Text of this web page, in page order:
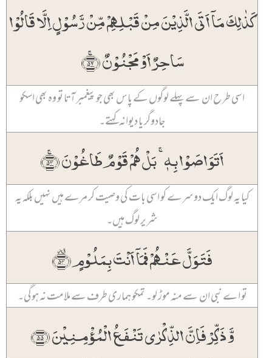
کَذٰلِکَ مَاۤ اَتَی الَّذِیۡنَ مِنۡ قَبۡلِہِمۡ مِّنۡ رَّسُوۡلٍ اِلَّا قَالُوۡا
سَاحِرٌ اَوۡ مَجۡنُوۡنٌ ﴿ۚ۵۲﴾
اسی طرح ان سے پہلے لوگوں کے پاس بھی جو پیغمبر آتا تو وہ بھی اسکو
جادوگر یا دیوانہ کہتے۔
اَتَوَاصَوۡا بِہٖ ۚ بَلۡ ہُمۡ قَوۡمٌ طَاغُوۡنَ ﴿ۚ۵۳﴾
کیا یہ لوگ ایک دوسرے کو اسی بات کی وصیت کر مرے ہیں نہیں بلکہ یہ
شریر لوگ ہیں۔
فَتَوَلَّ عَنۡہُمۡ فَمَاۤ اَنۡتَ بِمَلُوۡمٍ ﴿٭۫۵۴﴾
تو اے نبی ان سے منہ موڑ لو۔ تمکو ہماری طرف سے ملامت نہ ہوگی۔
وَّ ذَکِّرۡ فَاِنَّ الذِّکۡرٰی تَنۡفَعُ الۡمُؤۡمِنِیۡنَ ﴿۵۵﴾